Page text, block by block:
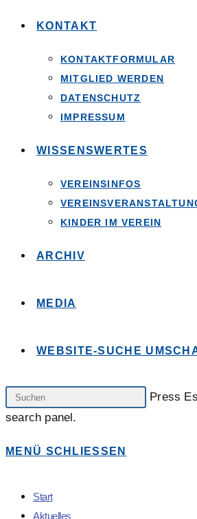
KONTAKT
KONTAKTFORMULAR
MITGLIED WERDEN
DATENSCHUTZ
IMPRESSUM
WISSENSWERTES
VEREINSINFOS
KINDER IM VEREIN
ARCHIV
MEDIA
WEBSITE-SUCHE
Press
search panel.
MENÜ SCHLIESSEN
Start
Aktuelles